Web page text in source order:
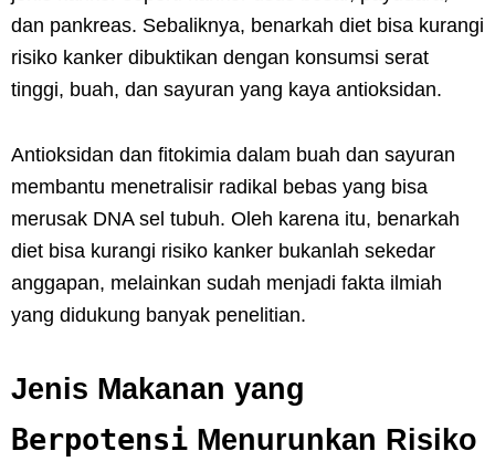
dan pankreas. Sebaliknya, benarkah diet bisa kurangi
risiko kanker dibuktikan dengan konsumsi serat
tinggi, buah, dan sayuran yang kaya antioksidan.
Antioksidan dan fitokimia dalam buah dan sayuran
membantu menetralisir radikal bebas yang bisa
merusak DNA sel tubuh. Oleh karena itu, benarkah
diet bisa kurangi risiko kanker bukanlah sekedar
anggapan, melainkan sudah menjadi fakta ilmiah
yang didukung banyak penelitian.
Jenis Makanan yang
Berpotensi Menurunkan Risiko